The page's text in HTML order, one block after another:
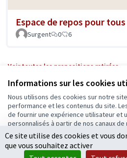
Informations sur les cookies
Nous utilisons des cookies sur notre
performance et les contenus du site.
de fournir une expérience utilisateur et
personnalisés à partir de nos canaux de
Tout
Accepter seulement les
Espace de repos pour tous
Surgent
0 6
Voir toutes les propositions retirées
Conditions d'utilisation
Paramètres des cookies
Ecrivons Angers sur X
(Lien externe)
Ecrivons Angers sur Facebook
(Lien externe)
Ce site utilise des cookies et vous
que vous souhaitez activer